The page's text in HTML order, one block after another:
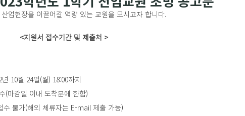
업현장을 이끌어갈 역량 있는 교원을 모시고자 합니다.
<지원서 접수기간 및 제출처 >
10월 24일(월) 18:00까지
(마감일 이내 도착분에 한함)
수 불가(해외 체류자는 E-mail 제출 가능)